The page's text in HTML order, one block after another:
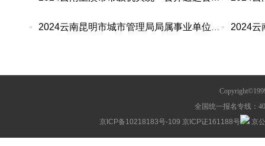
2024云南昆明市城市管理局局属事业单位选调4人公告
全国统一报名专线：
京ICP备10218183号-109 京ICP证161188号 京